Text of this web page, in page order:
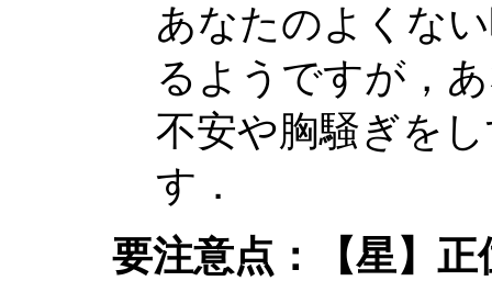
あなたのよくな
るようですが，
不安や胸騒ぎを
す．
要注意点：【星】正